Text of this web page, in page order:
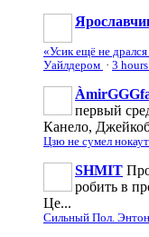
«Усик ещё не
Уайлдером · 3
первый
Канело,
Цзю не сумел
SHMIT
робить в
Це...
Сильный Пол.